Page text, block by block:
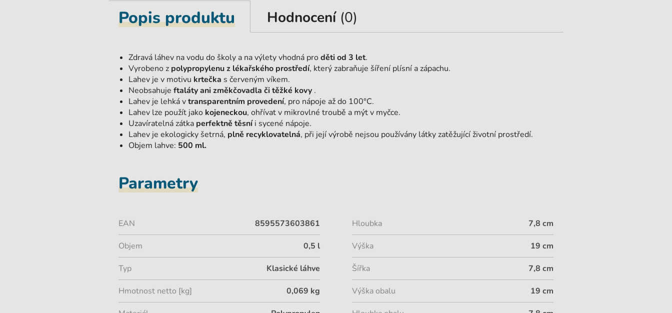
Popis produktu Hodnocení (0)
Zdravá láhev na vodu do školy a na výlety vhodná proděti od 3 let.
Vyrobeno z polypropylenu z lékařského prostředí, který zabraňuje šíření plísní a zápachu.
Lahev je v motivu krtečka s červeným víkem.
Neobsahuje ftaláty ani změkčovadla či těžké kovy .
Lahev je lehká vtransparentním provedení, pro nápoje až do 100°C.
Lahev lze použít jako kojeneckou, ohřívat v mikrovlné troubě a mýt v myčce.
Uzavíratelná zátka perfektně těsníi sycené nápoje.
Lahev je ekologicky šetrná, plně recyklovatelná, při její výrobě nejsou používány látky zatěžující životní prostředí.
Objem lahve: 500 ml.
Parametry
EAN 8595573603861
Objem 0,5 l
Typ Klasické láhve
Hmotnost netto [kg] 0,069 kg
Hloubka 7,8 cm
Výška 19 cm
Šířka 7,8 cm
Výška obalu 19 cm